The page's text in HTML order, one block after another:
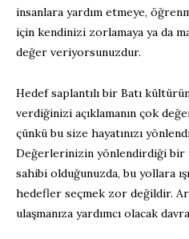
insanlara yardım etmeye,
için kendinizi zorlamaya ya da
değer veriyorsunuzdur.
Hedef saplantılı bir Batı
verdiğinizi açıklamanın çok
çünkü bu size hayatınızı
Değerlerinizin yönlendirdiği bir
sahibi olduğunuzda, bu yollara
hedefler seçmek zor değildir.
ulaşmanıza yardımcı olacak